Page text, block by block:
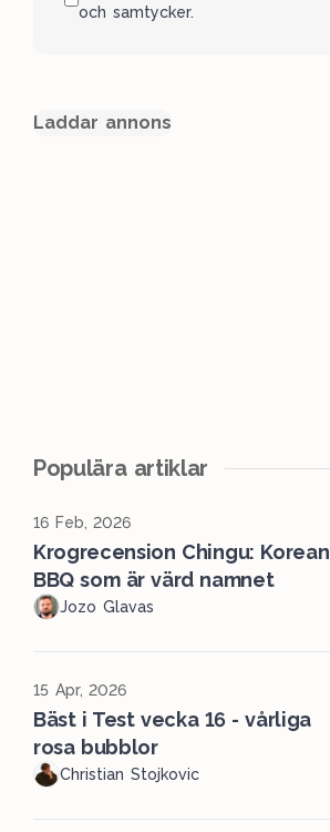
och samtycker.
Laddar annons
Populära artiklar
16 Feb, 2026
Krogrecension Chingu: Korean
BBQ som är värd namnet
Jozo Glavas
15 Apr, 2026
Bäst i Test vecka 16 - vårliga
rosa bubblor
Christian Stojkovic